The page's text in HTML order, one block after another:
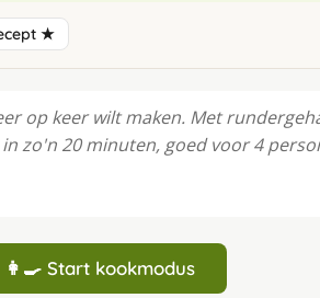
★
op keer wilt maken. Met
zo'n 20 minuten, goed voor 4
👩‍🍳 Start kookmodus